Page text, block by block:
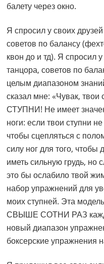
балету через окно.
Я спросил у своих
советов по балансу
квон до и тд). Я спросил
танцора, советов по
целым диапазоном
сказал мне: «Чувак,
СТУПНИ! Не имеет
ноги: если твои ступни
чтобы сцепляться с
силу ног для того, чтобы
иметь сильную грудь,
это бы ослабило твой
набор упражнений для
моих ступней. Эта
СВЫШЕ СОТНИ РАЗ
новый диапазон
боксерские упражнения